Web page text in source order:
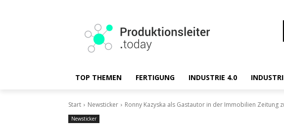
TOP THEMEN FERTIGUNG INDUSTRIE 4.0
Start Newsticker Ronny Kazyska als Gastautor in der Immobilien Zeitung
Newsticker